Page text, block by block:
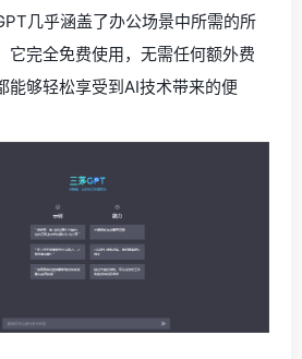
几乎涵盖了办公场景中所需的所
它完全免费使用，无需任何额外费
能够轻松享受到AI技术带来的便